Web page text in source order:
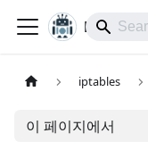
lol-IoT
iptables
이 페이지에서